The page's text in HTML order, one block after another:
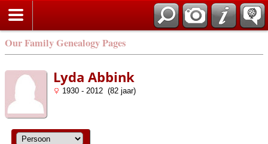
Our Family Genealogy Pages
Lyda Abbink
1930 - 2012 (82 jaar)